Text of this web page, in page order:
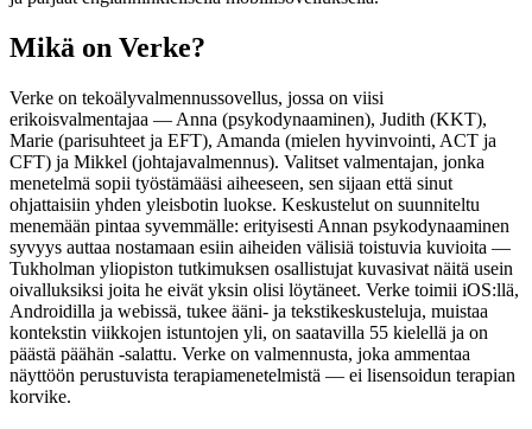
Mikä on Verke?
Verke on tekoälyvalmennussovellus, jossa on viisi
erikoisvalmentajaa — Anna (psykodynaaminen), Judith (KKT),
Marie (parisuhteet ja EFT), Amanda (mielen hyvinvointi, ACT ja
CFT) ja Mikkel (johtajavalmennus). Valitset valmentajan, jonka
menetelmä sopii työstämääsi aiheeseen, sen sijaan että sinut
ohjattaisiin yhden yleisbotin luokse. Keskustelut on suunniteltu
menemään pintaa syvemmälle: erityisesti Annan psykodynaaminen
syvyys auttaa nostamaan esiin aiheiden välisiä toistuvia kuvioita —
Tukholman yliopiston tutkimuksen osallistujat kuvasivat näitä usein
oivalluksiksi joita he eivät yksin olisi löytäneet. Verke toimii iOS:llä,
Androidilla ja webissä, tukee ääni- ja tekstikeskusteluja, muistaa
kontekstin viikkojen istuntojen yli, on saatavilla 55 kielellä ja on
päästä päähän -salattu. Verke on valmennusta, joka ammentaa
näyttöön perustuvista terapiamenetelmistä — ei lisensoidun terapian
korvike.